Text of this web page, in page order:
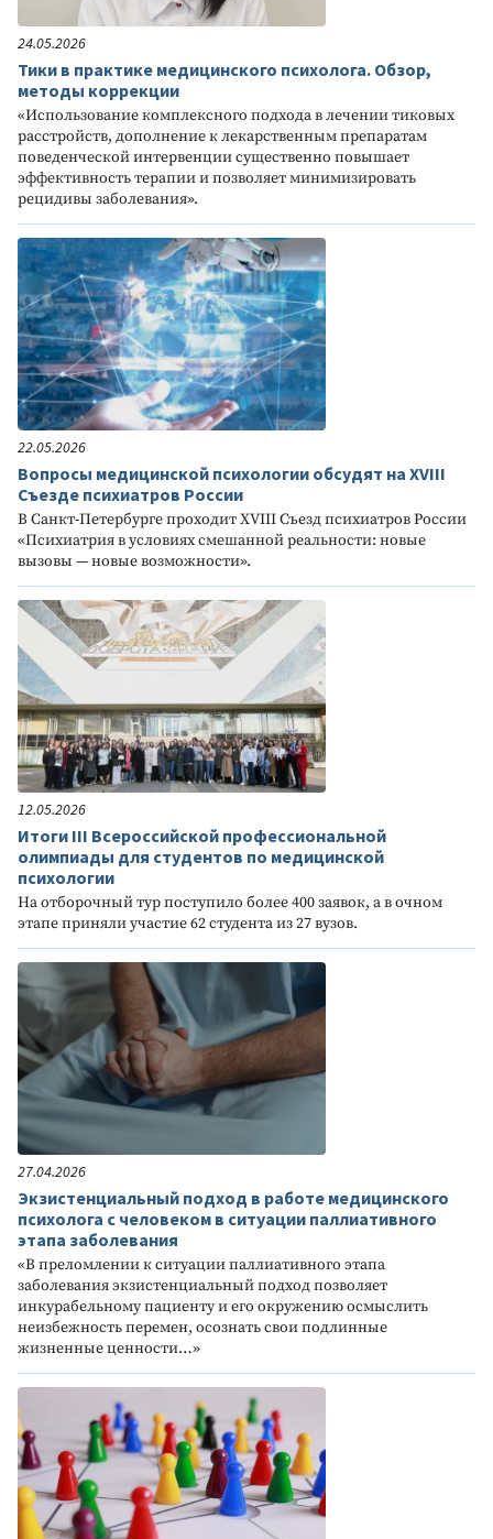
24.05.2026
Тики в практике медицинского психолога. Обзор,
методы коррекции
«Использование комплексного подхода в лечении тиковых
расстройств, дополнение к лекарственным препаратам
поведенческой интервенции существенно повышает
эффективность терапии и позволяет минимизировать
рецидивы заболевания».
22.05.2026
Вопросы медицинской психологии обсудят на XVIII
Съезде психиатров России
В Санкт-Петербурге проходит XVIII Съезд психиатров России
«Психиатрия в условиях смешанной реальности: новые
вызовы — новые возможности».
12.05.2026
Итоги III Всероссийской профессиональной
олимпиады для студентов по медицинской
психологии
На отборочный тур поступило более 400 заявок, а в очном
этапе приняли участие 62 студента из 27 вузов.
27.04.2026
Экзистенциальный подход в работе медицинского
психолога с человеком в ситуации паллиативного
этапа заболевания
«В преломлении к ситуации паллиативного этапа
заболевания экзистенциальный подход позволяет
инкурабельному пациенту и его окружению осмыслить
неизбежность перемен, осознать свои подлинные
жизненные ценности…»